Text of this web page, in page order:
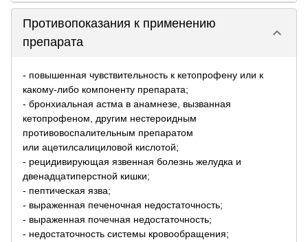
Противопоказания к применению
препарата
keyboard_arrow_down
- повышенная чувствительность к кетопрофену или к
какому-либо компоненту препарата;
- бронхиальная астма в анамнезе, вызванная
кетопрофеном, другим нестероидным
противовоспалительным препаратом
или ацетилсалициловой кислотой;
- рецидивирующая язвенная болезнь желудка и
двенадцатиперстной кишки;
- пептическая язва;
- выраженная печеночная недостаточность;
- выраженная почечная недостаточность;
- недостаточность системы кровообращения;